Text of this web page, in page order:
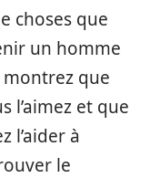
choses que
un homme
montrez que
l’aimez et que
l’aider à
le